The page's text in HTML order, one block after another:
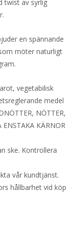
twist av syrlig
en spännande
möter naturligt
vegetabilisk
medel
NÖTTER,
ENSTAKA KÄRNOR
ske. Kontrollera
vår kundtjänst.
hållbarhet vid köp